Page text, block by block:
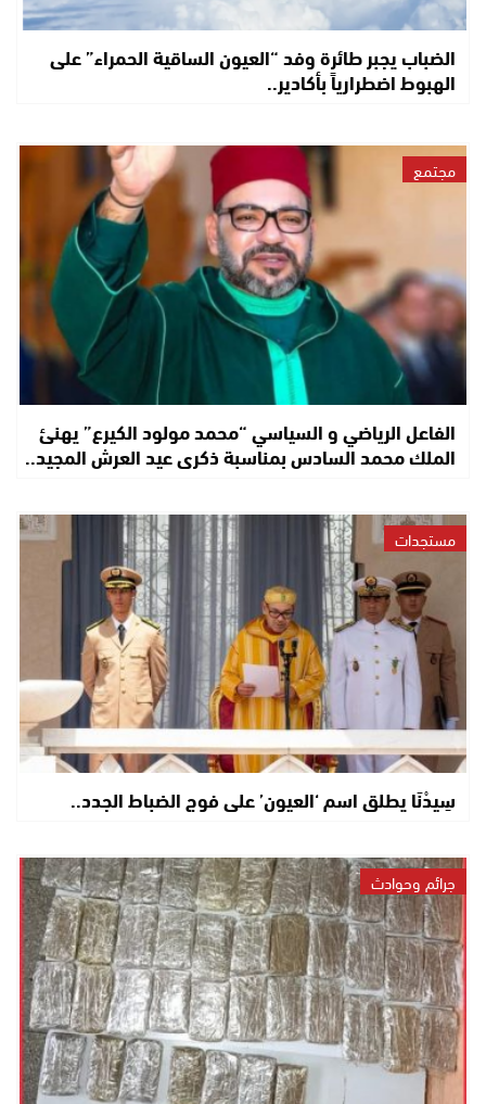
الضباب يجبر طائرة وفد “العيون الساقية الحمراء” على
الهبوط اضطرارياً بأكادير..
مجتمع
الفاعل الرياضي و السياسي “محمد مولود الكيرع” يهنئ
الملك محمد السادس بمناسبة ذكرى عيد العرش المجيد..
مستجدات
سِيدْنَا يطلق اسم ‘العيون’ على فوج الضباط الجدد..
جرائم وحوادث